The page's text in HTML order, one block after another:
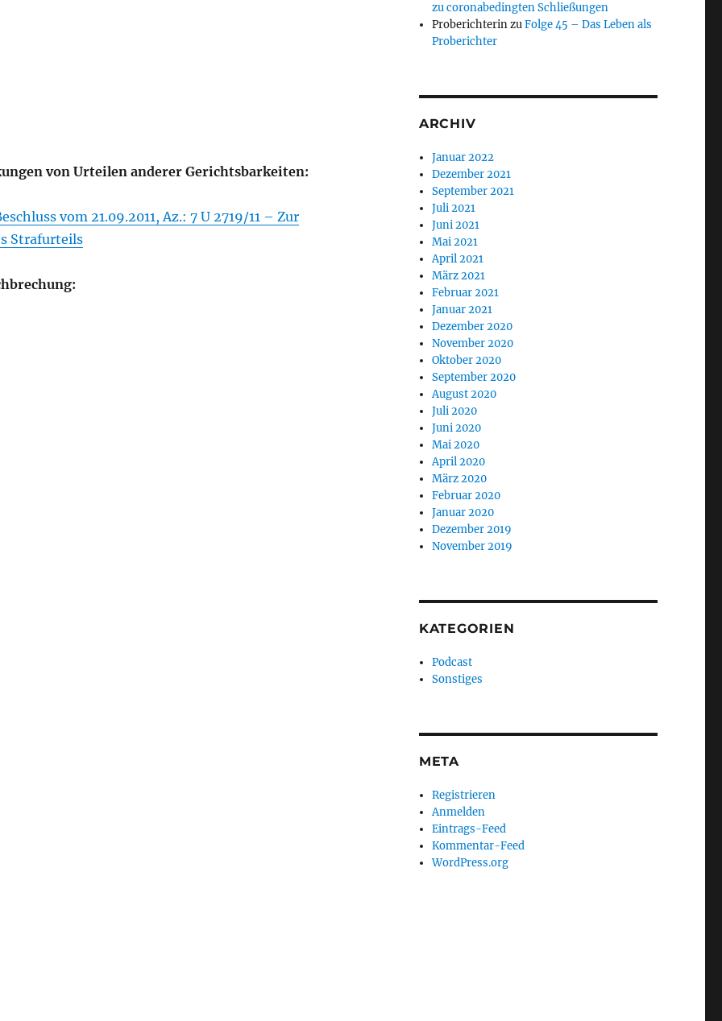
von Urteilen anderer Gerichtsbarkeiten:
vom 21.09.2011, Az.: 7 U 2719/11 – Zur
Strafurteils
zu coronabedingten Schließungen
ProberichterinzuFolge 45 – Das Leben als
Proberichter
ARCHIV
Januar 2022
Dezember 2021
September 2021
Juli 2021
Juni 2021
Mai 2021
April 2021
März 2021
Februar 2021
Januar 2021
Dezember 2020
November 2020
Oktober 2020
September 2020
August 2020
Juli 2020
Juni 2020
Mai 2020
April 2020
März 2020
Februar 2020
Januar 2020
Dezember 2019
November 2019
KATEGORIEN
Podcast
Sonstiges
META
Registrieren
Anmelden
Eintrags-Feed
Kommentar-Feed
WordPress.org